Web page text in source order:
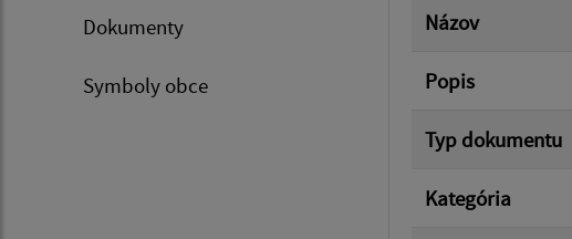
Dokumenty
Symboly obce
Názov
Popis
Typ dokumentu
Kategória